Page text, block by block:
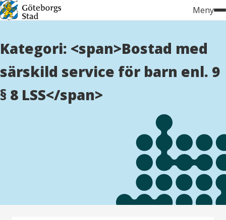
Hoppa
till
Meny
Kategori: <span>Bostad med
särskild service för barn enl. 9
§ 8 LSS</span>